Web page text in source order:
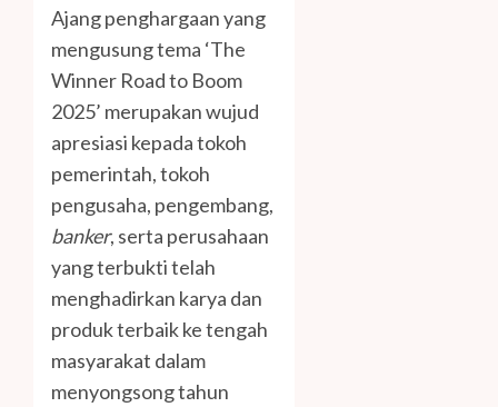
Ajang penghargaan yang
mengusung tema ‘The
Winner Road to Boom
2025’ merupakan wujud
apresiasi kepada tokoh
pemerintah, tokoh
pengusaha, pengembang,
banker, serta perusahaan
yang terbukti telah
menghadirkan karya dan
produk terbaik ke tengah
masyarakat dalam
menyongsong tahun